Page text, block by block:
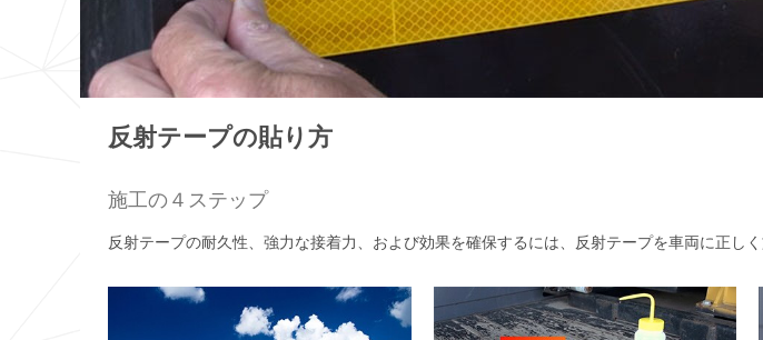
反射テープの貼り方
施工の４ステップ
反射テープの耐久性、強力な接着力、および効果を確保するには、反射テープを車両に正しく